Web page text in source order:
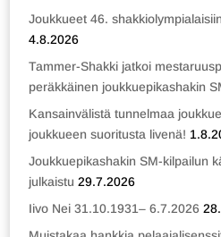
Joukkueet 46.
4.8.2026
Tammer-Shakki jatkoi
peräkkäinen joukkuepikashakin
Kansainvälistä tunnelmaa
joukkueen suoritusta livenä!
Joukkuepikashakin SM-kilpailun
julkaistu 29.7.2026
Iivo Nei 31.10.1931– 6.7.2026